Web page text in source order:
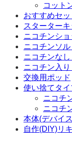
ス
タ
ー
ド
個
コット
おすすめセッ
スターターキ
ニコチンショ
ニコチンソル
ニコチンな
ニコチン入
交換用ポッド
使い捨てタイ
ニコチ
ニコチ
本体(デバイ
自作(DIY)リ